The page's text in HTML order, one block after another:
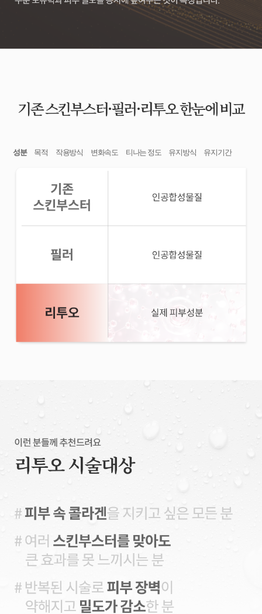
기존 스킨부스터·필러·리투오 한눈에 비교
성분 목적 작용방식 변화속도 티나는 정도 유지방식 유지기간